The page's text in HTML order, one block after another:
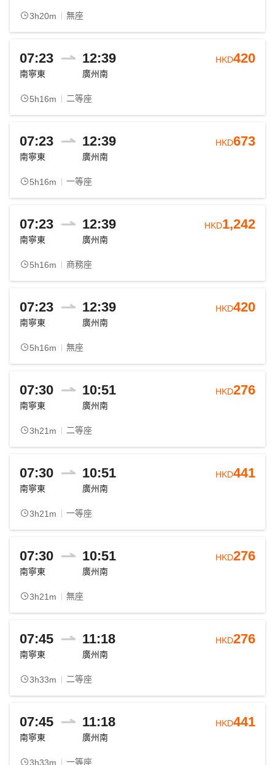
3h20m 無座
07:23 12:39
南寧東 廣州南
5h16m 二等座
HKD420
07:23 12:39
南寧東 廣州南
5h16m 一等座
HKD673
07:23 12:39
南寧東 廣州南
5h16m 商務座
HKD1,242
07:23 12:39
南寧東 廣州南
5h16m 無座
HKD420
07:30 10:51
南寧東 廣州南
3h21m 二等座
HKD276
07:30 10:51
南寧東 廣州南
3h21m 一等座
HKD441
07:30 10:51
南寧東 廣州南
3h21m 無座
HKD276
07:45 11:18
南寧東 廣州南
3h33m 二等座
HKD276
07:45 11:18
南寧東 廣州南
3h33m 一等座
HKD441